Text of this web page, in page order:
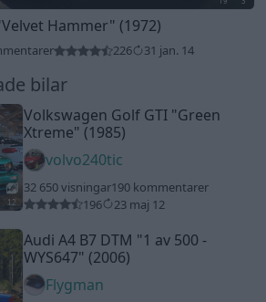
Hammer" (1972)
226 31 jan. 14
bilar
12
Volkswagen Golf GTI "Green
Xtreme" (1985)
volvo240tic
32 650 visningar190 kommentarer
196
23 maj 12
Audi A4 B7 DTM "1 av 500 -
WYS647" (2006)
Flygman